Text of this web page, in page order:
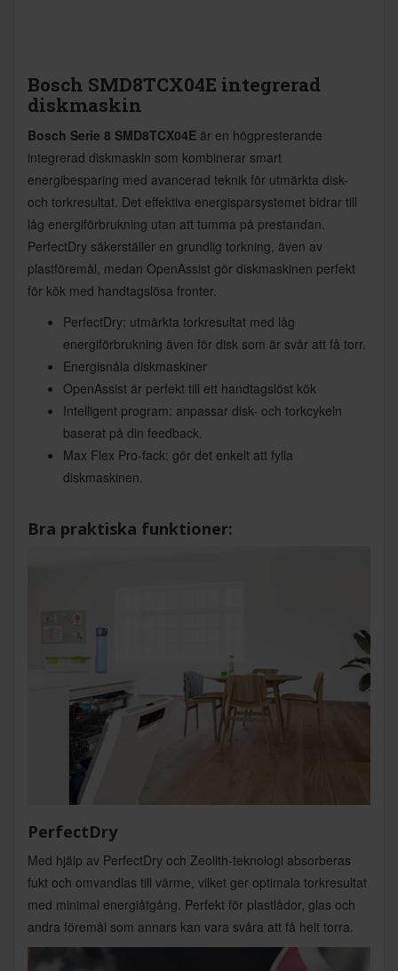
Bosch SMD8TCX04E integrerad
diskmaskin
Bosch Serie 8 SMD8TCX04E är en högpresterande
integrerad diskmaskin som kombinerar smart
energibesparing med avancerad teknik för utmärkta disk-
och torkresultat. Det effektiva energisparsystemet bidrar till
låg energiförbrukning utan att tumma på prestandan.
PerfectDry säkerställer en grundlig torkning, även av
plastföremål, medan OpenAssist gör diskmaskinen perfekt
för kök med handtagslösa fronter.
PerfectDry: utmärkta torkresultat med låg
energiförbrukning även för disk som är svår att få torr.
Energisnåla diskmaskiner
OpenAssist är perfekt till ett handtagslöst kök
Intelligent program: anpassar disk- och torkcykeln
baserat på din feedback.
Max Flex Pro-fack: gör det enkelt att fylla
diskmaskinen.
Bra praktiska funktioner:
PerfectDry
Med hjälp av PerfectDry och Zeolith-teknologi absorberas
fukt och omvandlas till värme, vilket ger optimala torkresultat
med minimal energiåtgång. Perfekt för plastlådor, glas och
andra föremål som annars kan vara svåra att få helt torra.